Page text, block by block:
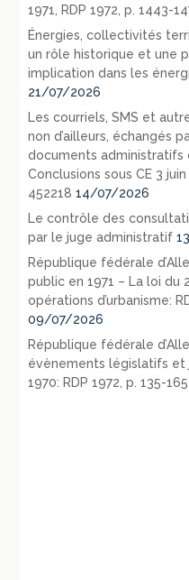
1971, RDP 1972, p. 1443-
Énergies, collectivités
un rôle historique et une
implication dans les
21/07/2026
Les courriels, SMS et
non d’ailleurs, échangés
documents administratifs
Conclusions sous CE 3
452218 14/07/2026
Le contrôle des
par le juge administratif
République fédérale
public en 1971 – La loi du
opérations d’urbanisme:
09/07/2026
République fédérale
évènements législatifs et
1970: RDP 1972, p. 135-165